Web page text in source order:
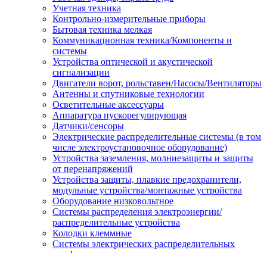
Учетная техника
Контрольно-измерительные приборы
Бытовая техника мелкая
Коммуникационная техника/Компоненты и
системы
Устройства оптической и акустической
сигнализации
Двигатели ворот, рольставен/Насосы/Вентиляторы
Антенны и спутниковые технологии
Осветительные аксессуары
Аппаратура пускорегулирующая
Датчики/сенсоры
Электрические распределительные системы (в том
числе электроустановочное оборудование)
Устройства заземления, молниезащиты и защиты
от перенапряжений
Устройства защиты, плавкие предохранители,
модульные устройства/монтажные устройства
Оборудование низковольтное
Системы распределения электроэнергии/
распределительные устройства
Колодки клеммные
Системы электрических распределительных